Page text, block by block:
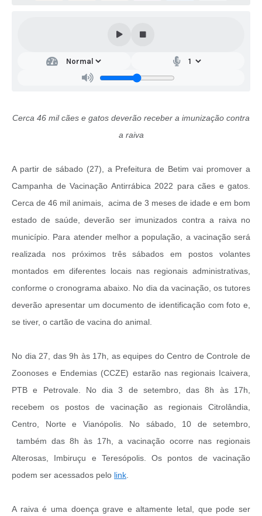
Cerca 46 mil cães e gatos deverão receber a imunização contra
a raiva
A partir de sábado (27), a Prefeitura de Betim vai promover a
Campanha de Vacinação Antirrábica 2022 para cães e gatos.
Cerca de 46 mil animais, acima de 3 meses de idade e em bom
estado de saúde, deverão ser imunizados contra a raiva no
município. Para atender melhor a população, a vacinação será
realizada nos próximos três sábados em postos volantes
montados em diferentes locais nas regionais administrativas,
conforme o cronograma abaixo. No dia da vacinação, os tutores
deverão apresentar um documento de identificação com foto e,
se tiver, o cartão de vacina do animal.
No dia 27, das 9h às 17h, as equipes do Centro de Controle de
Zoonoses e Endemias (CCZE) estarão nas regionais Icaivera,
PTB e Petrovale. No dia 3 de setembro, das 8h às 17h,
recebem os postos de vacinação as regionais Citrolândia,
Centro, Norte e Vianópolis. No sábado, 10 de setembro,
também das 8h às 17h, a vacinação ocorre nas regionais
Alterosas, Imbiruçu e Teresópolis. Os pontos de vacinação
podem ser acessados pelo link
A raiva é uma doença grave e altamente letal, que pode ser